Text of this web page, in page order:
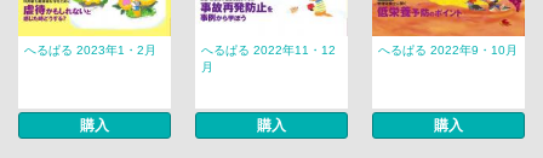
へるぱる 2023年1・2月
購入
へるぱる 2022年11・12
月
購入
へるぱる 2022年9・10月
購入